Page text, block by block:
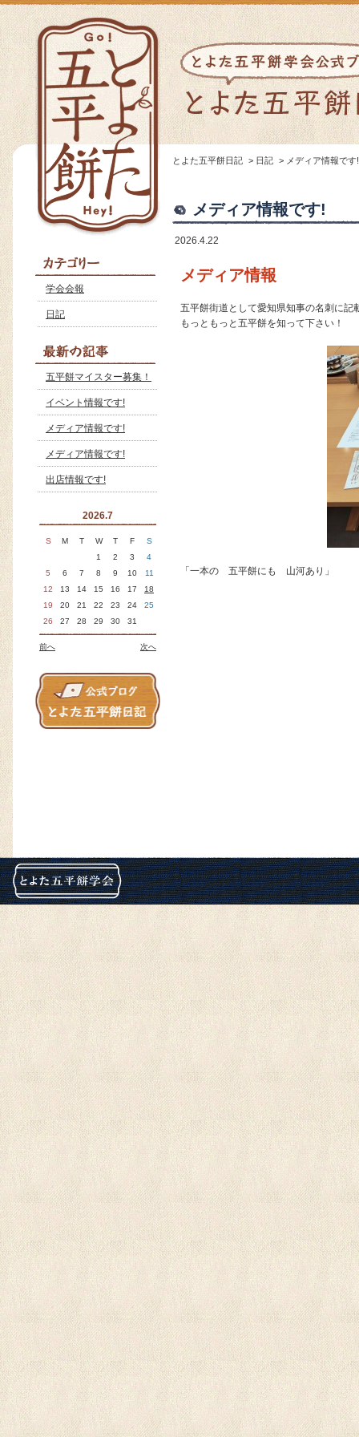
学会会報
日記
五平餅マイスター募集！
イベント情報です!
メディア情報です!
メディア情報です!
出店情報です!
2026.7
S M T W T F
S
1
2 3
4
5
6 7 8 9 10
11
12
13 14 15 16 17
18
19
20 21 22 23 24
25
26
27 28 29 30 31
次へ
前へ
とよた五平餅日記 > 日記 > メディア情報です!
メディア情報です!
2026.4.22
メディア情報
五平餅街道として愛知県知事の名刺に
もっともっと五平餅を知って下さい！
「一本の 五平餅にも 山河あり」